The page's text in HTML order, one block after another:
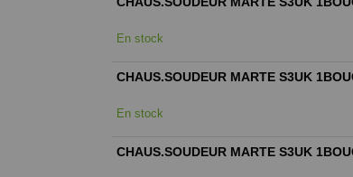
En stock
CHAUS.SOUDEUR MARTE S3UK
En stock
CHAUS.SOUDEUR MARTE S3UK